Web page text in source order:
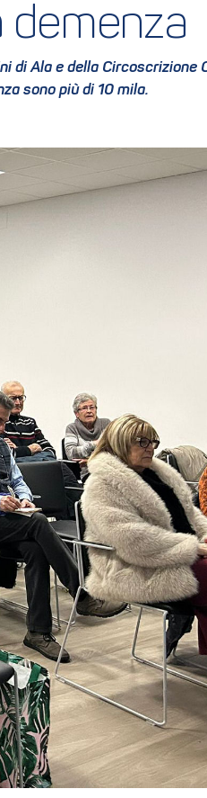
demenza
di Ala e della Circoscrizione
sono più di 10 mila.